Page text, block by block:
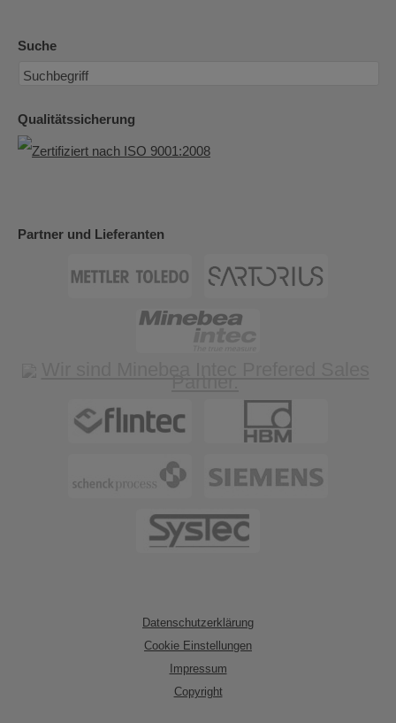
Suche
Qualitätssicherung
Partner und Lieferanten
Datenschutzerklärung
Cookie Einstellungen
Impressum
Copyright